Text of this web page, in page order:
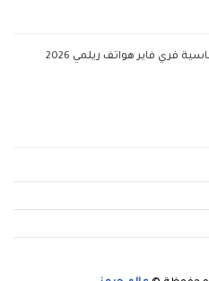
فري فاير هواتف ريلمي 2026